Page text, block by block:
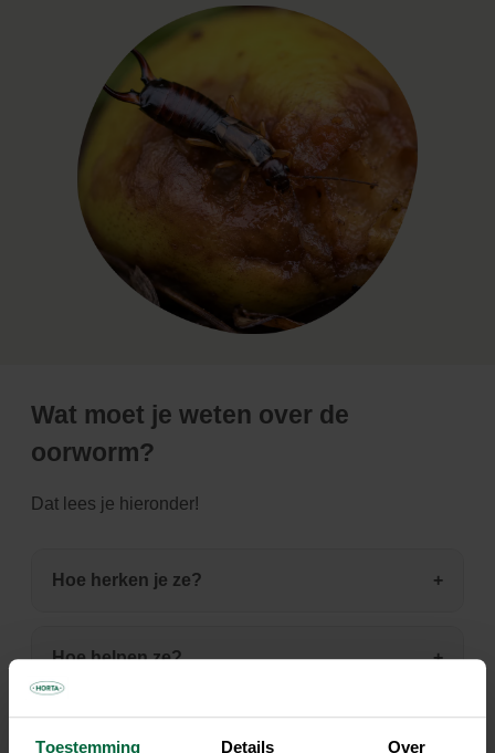
Toestemming Details Over
Wat moet je weten over de
oorworm?
Dat lees je hieronder!
Hoe herken je ze?
Hoe helpen ze?